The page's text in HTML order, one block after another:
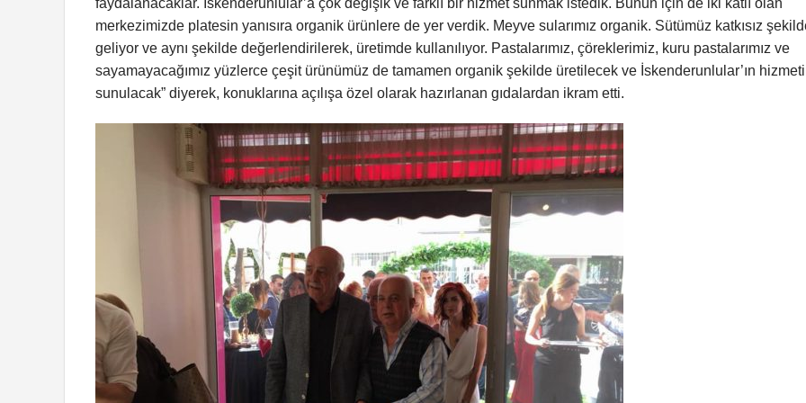
faydalanacaklar. İskenderunlular’a çok değişik ve farklı bir hizmet sunmak istedik. Bunun için de iki katlı olan
merkezimizde platesin yanısıra organik ürünlere de yer verdik. Meyve sularımız organik. Sütümüz katkısız
geliyor ve aynı şekilde değerlendirilerek, üretimde kullanılıyor. Pastalarımız, çöreklerimiz, kuru pastalarımız ve
sayamayacağımız yüzlerce çeşit ürünümüz de tamamen organik şekilde üretilecek ve İskenderunlular’ın
sunulacak” diyerek, konuklarına açılışa özel olarak hazırlanan gıdalardan ikram etti.